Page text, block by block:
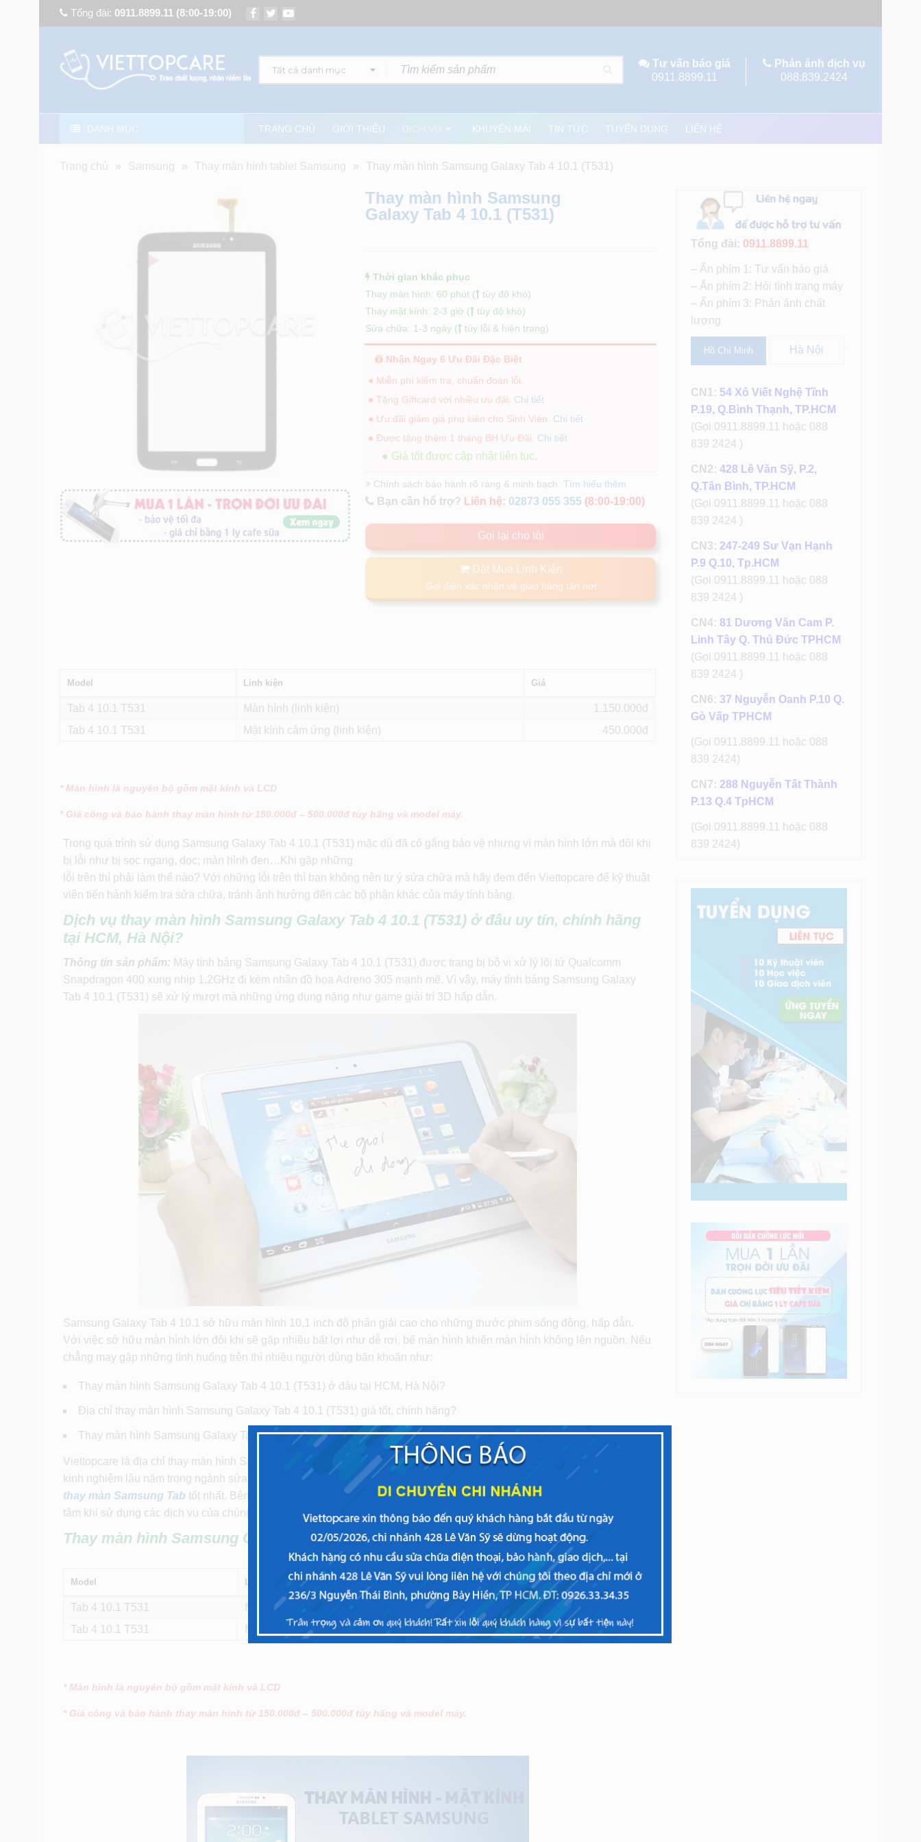
Tổng đài: 0911.8899.11 (8:00-19:00)
Tất cả danh mục
Tư vấn báo giá
0911.8899.11
Phản ánh dịch vụ
088.839.2424
DANH MỤC TRANG CHỦ GIỚI THIỆU DỊCH VỤ KHUYẾN MÃI TIN TỨC TUYỂN DỤNG LIÊN HỆ
Trang chủ » Samsung » Thay màn hình tablet Samsung » Thay màn hình Samsung Galaxy Tab 4 10.1 (T531)
Thay màn hình Samsung
Galaxy Tab 4 10.1 (T531)
Thời gian khắc phục
Thay màn hình: 60 phút (
tùy độ khó)
Thay mặt kính: 2-3 giờ (
tùy độ khó)
Sửa chữa: 1-3 ngày (
tùy lỗi & hiện trạng)
Nhận Ngay 6 Ưu Đãi Đặc Biệt
● Miễn phí kiểm tra, chuẩn đoán lỗi.
● Tặng Giftcard với nhiều ưu đãi. Chi tiết
● Ưu đãi giảm giá phụ kiện cho Sinh Viên. Chi tiết
● Được tặng thêm 1 tháng BH Ưu Đãi. Chi tiết
● Giá tốt được cập nhật liên tục.
Chính sách bảo hành rõ ràng & minh bạch.Tìm hiểu thêm
Bạn cần hổ trợ? Liên hệ: 02873 055 355 (8:00-19:00)
Gọi lại cho tôi
Đặt Mua Linh Kiện
Gọi điện xác nhận và giao hàng tận nơi
Model Linh kiện Giá
Tab 4 10.1 T531 Màn hình (linh kiện)
1.150
Tab 4 10.1 T531
Mặt kính cảm ứng (linh kiện) 450
* Màn hình là nguyên bộ gồm mặt kính và LCD
* Giá công và bảo hành thay màn hình từ 150.000đ – 500.000đ tùy hãng và model máy.
Trong quá trình sử dụng Samsung Galaxy Tab 4 10.1 (T531) mặc dù đã cố gắng bảo vệ nhưng vì màn hình lớn mà đôi khi
bị lỗi như bị sọc ngang, dọc; màn hình đen…Khi gặp những
lỗi trên thì phải làm thế nào? Với những lỗi trên thì bạn không nên tự ý sửa chữa mà hãy đem đến Viettopcare để kỹ thuật
viên tiến hành kiểm tra sửa chữa, tránh ảnh hưởng đến các bộ phận khác của máy tính bảng.
Dịch vụ thay màn hình Samsung Galaxy Tab 4 10.1 (T531) ở đâu uy tín, chính hãng
tại HCM, Hà Nội?
Thông tin sản phẩm: Máy tính bảng Samsung Galaxy Tab 4 10.1 (T531) được trang bị bộ vi xử lý lõi tứ Qualcomm
Snapdragon 400 xung nhịp 1,2GHz đi kèm nhân đồ họa Adreno 305 mạnh mẽ. Vì vậy, máy tính bảng Samsung Galaxy
Tab 4 10.1 (T531) sẽ xử lý mượt mà những ứng dụng nặng như game giải trí 3D hấp dẫn.
Samsung Galaxy Tab 4 10.1 sở hữu màn hình 10,1 inch độ phân giải cao cho những thước phim sống động, hấp dẫn.
Với việc sở hữu màn hình lớn đôi khi sẽ gặp nhiều bất lợi như dễ rơi, bể màn hình khiến màn hình không lên nguồn. Nếu
chẳng may gặp những tình huống trên thì nhiều người dùng băn khoăn như:
Thay màn hình Samsung Galaxy Tab 4 10.1 (T531) ở đâu tại HCM, Hà Nội?
Địa chỉ thay màn hình Samsung Galaxy Tab 4 10.1 (T531) giá tốt, chính hãng?
Thay màn hình Samsung Galaxy Tab 4 10.1 (T531) có bảo hành không?
Viettopcare là địa chỉ thay màn hình Samsung Galaxy Tab 4 10.1 (T531) uy tín, chính hãng và giá tốt tại HCM. Nhờ vào
kinh nghiệm lâu năm trong ngành sửa chữa điện thoại, máy tính bảng chúng tôi mang đến cho bạn dich vụ
thay màn Samsung Tab tốt nhất. Bên cạnh đó, chế độ bảo hành, hậu mãi lâu dài cùng các gói bảo hiểm sẽ giúp bạn an
tâm khi sử dụng các dịch vụ của chúng tôi.
Thay màn hình Samsung Galaxy Tab 4 10.1 (T531) tại Viettopcare có giá bao nhiêu?
Model Linh kiện Giá
Tab 4 10.1 T531 Màn hình (linh kiện)
Tab 4 10.1 T531
Mặt kính cảm ứng (linh kiện) 450
* Màn hình là nguyên bộ gồm mặt kính và LCD
* Giá công và bảo hành thay màn hình từ 150.000đ – 500.000đ tùy hãng và model máy.
Tổng đài: 0911.8899.11
– Ấn phím 1: Tư vấn báo giá
– Ấn phím 2: Hỏi tình trạng máy
– Ấn phím 3: Phản ánh chất
lượng
Hồ Chí Minh Hà Nội
CN1: 54 Xô Viết Nghệ Tĩnh
P.19, Q.Bình Thạnh, TP.HCM
(Gọi 0911.8899.11 hoặc 088
839 2424 )
CN2: 428 Lê Văn Sỹ, P.2,
Q.Tân Bình, TP.HCM
(Gọi 0911.8899.11 hoặc 088
839 2424 )
CN3: 247-249 Sư Vạn Hạnh
P.9 Q.10, Tp.HCM
(Gọi 0911.8899.11 hoặc 088
839 2424 )
CN4: 81 Dương Văn Cam P.
Linh Tây Q. Thủ Đức TPHCM
(Gọi 0911.8899.11 hoặc 088
839 2424 )
CN6: 37 Nguyễn Oanh P.10 Q.
Gò Vấp TPHCM
(Gọi 0911.8899.11 hoặc 088
839 2424)
CN7: 288 Nguyễn Tất Thành
P.13 Q.4 TpHCM
(Gọi 0911.8899.11 hoặc 088
839 2424)